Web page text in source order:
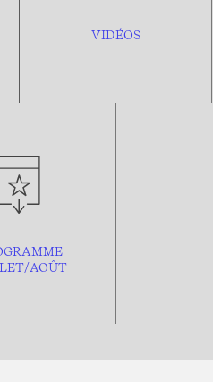
VIDÉOS
AOÛT